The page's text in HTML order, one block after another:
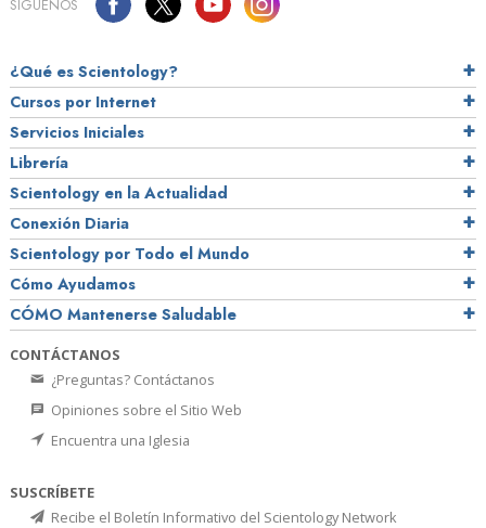
SÍGUENOS
¿Qué es Scientology?
Cursos por Internet
Servicios Iniciales
Librería
Scientology en la Actualidad
Conexión Diaria
Scientology por Todo el Mundo
Cómo Ayudamos
CÓMO Mantenerse Saludable
CONTÁCTANOS
¿Preguntas? Contáctanos
Opiniones sobre el Sitio Web
Encuentra una Iglesia
SUSCRÍBETE
Recibe el Boletín Informativo del Scientology Network